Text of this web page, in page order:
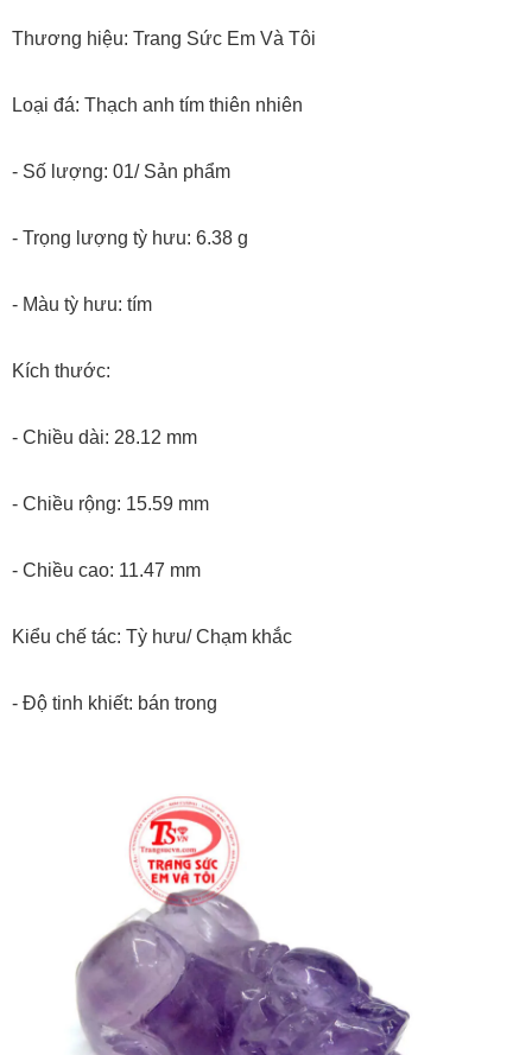
Thương hiệu: Trang Sức Em Và Tôi
Loại đá: Thạch anh tím thiên nhiên
- Số lượng: 01/ Sản phẩm
- Trọng lượng tỳ hưu: 6.38 g
- Màu tỳ hưu: tím
Kích thước:
- Chiều dài: 28.12 mm
- Chiều rộng: 15.59 mm
- Chiều cao: 11.47 mm
Kiểu chế tác: Tỳ hưu/ Chạm khắc
- Độ tinh khiết: bán trong